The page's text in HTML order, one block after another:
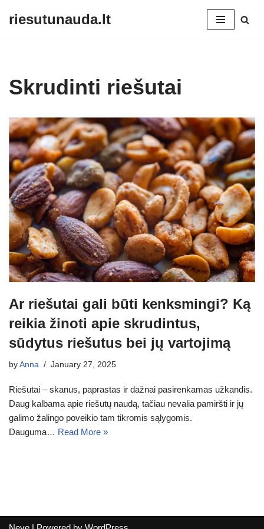
riesutunauda.lt
Skrudinti riešutai
Ar riešutai gali būti kenksmingi? Ką
reikia žinoti apie skrudintus,
sūdytus riešutus bei jų vartojimą
by Anna January 27, 2025
Riešutai – skanus, paprastas ir dažnai pasirenkamas užkandis.
Daug kalbama apie riešutų naudą, tačiau nevalia pamiršti ir jų
galimo žalingo poveikio tam tikromis sąlygomis.
Dauguma… Read More »